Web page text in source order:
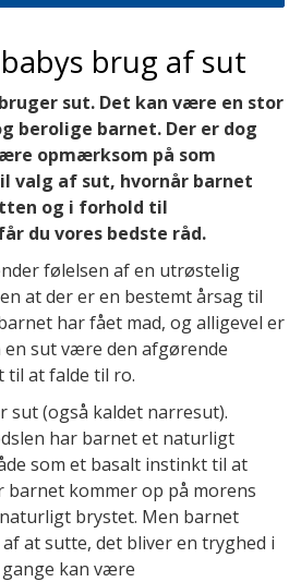
brug af sut
sut. Det kan være en stor
berolige barnet. Der er dog
opmærksom på som
valg af sut, hvornår barnet
og i forhold til
du vores bedste råd.
følelsen af en utrøstelig
at der er en bestemt årsag til
har fået mad, og alligevel er
sut være den afgørende
at falde til ro.
sut (også kaldet narresut).
har barnet et naturligt
som et basalt instinkt til at
barnet kommer op på morens
brystet. Men barnet
at sutte, det bliver en tryghed i
kan være